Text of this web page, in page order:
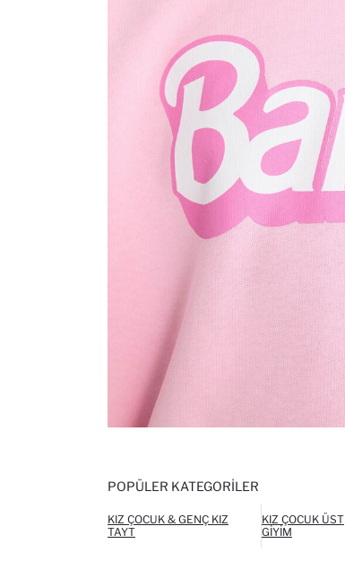
POPÜLER KATEGORILER
KIZ ÇOCUK & GENÇ KIZ
TAYT
KIZ ÇOCUK ÜST
GIYIM